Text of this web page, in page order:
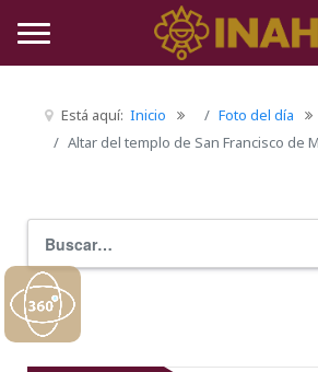
Está aquí: Inicio
Foto del día
Altar del templo de San Francisco de